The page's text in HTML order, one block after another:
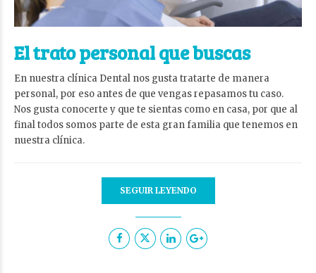
El trato personal que buscas
En nuestra clínica Dental nos gusta tratarte de manera
personal, por eso antes de que vengas repasamos tu caso.
Nos gusta conocerte y que te sientas como en casa, por que al
final todos somos parte de esta gran familia que tenemos en
nuestra clínica.
SEGUIR LEYENDO